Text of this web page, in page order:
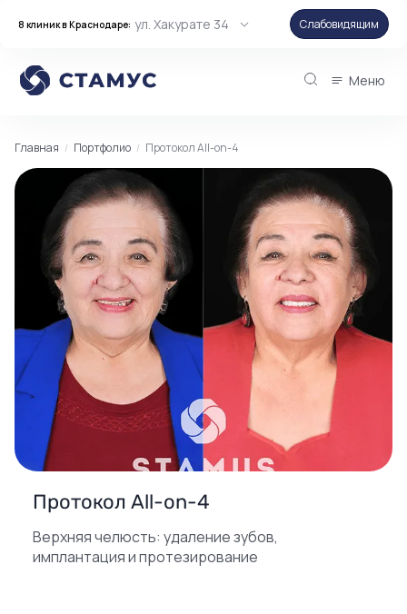
8 клиник в Краснодаре: ул. Хакурате 34 Слабовидящим
Меню
Главная Портфолио Протокол All-on-4
Протокол All-on-4
Верхняя челюсть: удаление зубов,
имплантация и протезирование